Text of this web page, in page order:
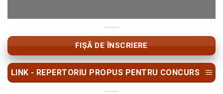
FIȘĂ DE ÎNSCRIERE
LINK - REPERTORIU PROPUS PENTRU CONCURS